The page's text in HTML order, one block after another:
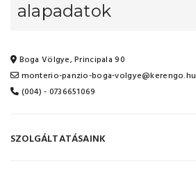
alapadatok
Boga Völgye, Principala 90
monterio-panzio-boga-volgye@kerengo.hu
(004) - 0736651069
SZOLGÁLTATÁSAINK